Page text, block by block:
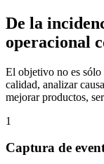
De la
operacional
El objetivo no es sólo
calidad, analizar
mejorar productos,
1
Captura de